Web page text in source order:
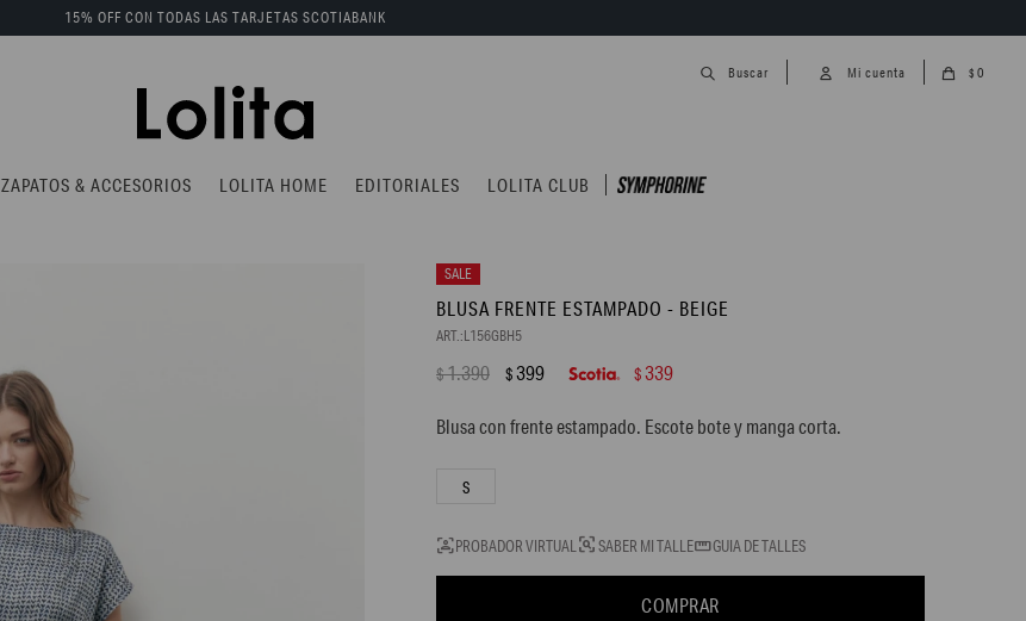
ZAPATOS & ACCESORIOS LOLITA HOME EDITORIALES LOLITA CLUB
$ 0
15% OFF CON TODAS LAS TARJETAS SCOTIABANK
BLUSA FRENTE ESTAMPADO - BEIGE
L156GBH5
$1.390 $399 $339
Blusa con frente estampado. Escote bote y manga corta.
S
PROBADOR VIRTUAL SABER MI TALLE GUIA DE TALLES
COMPRAR